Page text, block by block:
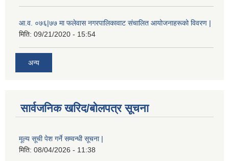
आ.व. ०७६|७७ मा फलेवास नगरपालिकावाट संचालित आयोजनाहरूको विवरण |
मिति: 09/21/2020 - 15:54
अन्य
सार्वजनिक खरिद/बोलपत्र सूचना
मूल्य सूची पेश गर्ने सम्वन्धी सूचना |
मिति: 08/04/2026 - 11:38